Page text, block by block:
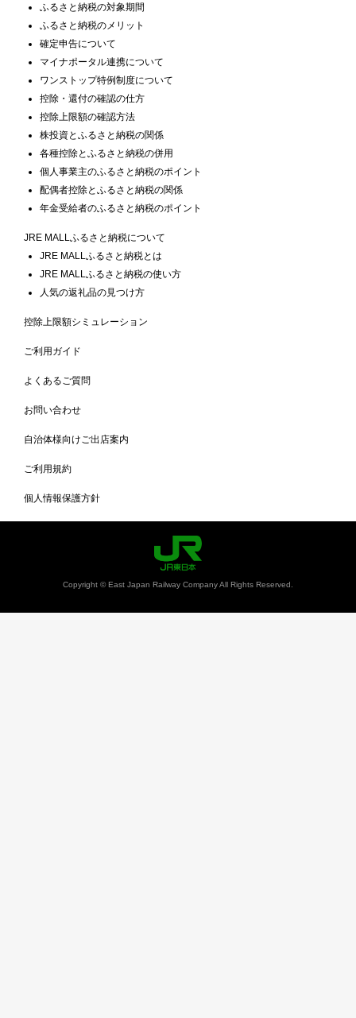
ふるさと納税の対象期間
ふるさと納税のメリット
確定申告について
マイナポータル連携について
ワンストップ特例制度について
控除・還付の確認の仕方
控除上限額の確認方法
株投資とふるさと納税の関係
各種控除とふるさと納税の併用
個人事業主のふるさと納税のポイント
配偶者控除とふるさと納税の関係
年金受給者のふるさと納税のポイント
JRE MALLふるさと納税について
JRE MALLふるさと納税とは
JRE MALLふるさと納税の使い方
人気の返礼品の見つけ方
控除上限額シミュレーション
ご利用ガイド
よくあるご質問
お問い合わせ
自治体様向けご出店案内
ご利用規約
個人情報保護方針
Copyright © East Japan Railway Company All Rights Reserved.